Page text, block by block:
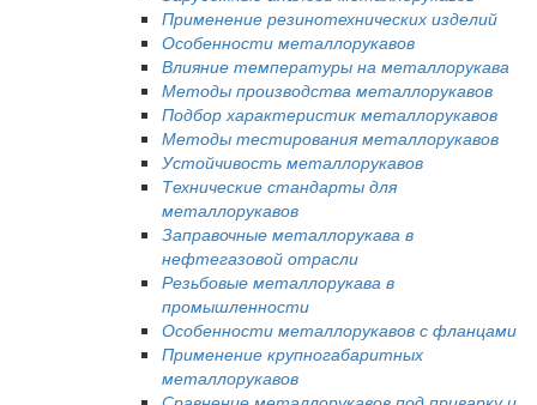
Применение резинотехнических изделий
Особенности металлорукавов
Влияние температуры на металлорукава
Методы производства металлорукавов
Подбор характеристик металлорукавов
Методы тестирования металлорукавов
Устойчивость металлорукавов
Технические стандарты для
металлорукавов
Заправочные металлорукава в
нефтегазовой отрасли
Резьбовые металлорукава в
промышленности
Особенности металлорукавов с фланцами
Применение крупногабаритных
металлорукавов